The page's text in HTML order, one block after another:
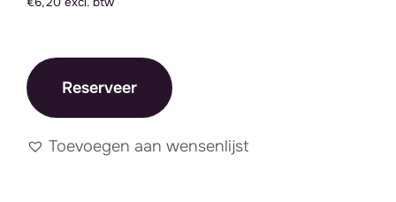
Reserveer
Toevoegen aan wensenlijst